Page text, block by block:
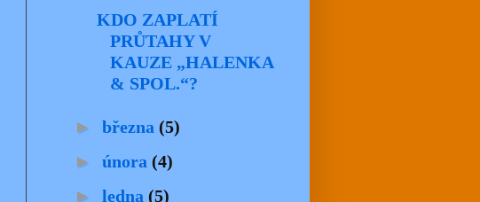
KDO ZAPLATÍ
PRŮTAHY V
KAUZE „HALENKA
& SPOL.“?
► března (5)
► února (4)
► ledna (5)